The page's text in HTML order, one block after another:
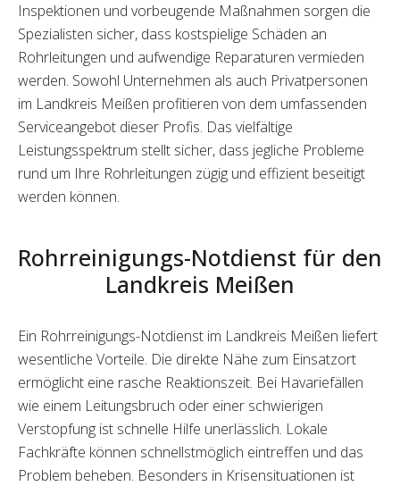
Inspektionen und vorbeugende Maßnahmen sorgen die
Spezialisten sicher, dass kostspielige Schäden an
Rohrleitungen und aufwendige Reparaturen vermieden
werden. Sowohl Unternehmen als auch Privatpersonen
im Landkreis Meißen profitieren von dem umfassenden
Serviceangebot dieser Profis. Das vielfältige
Leistungsspektrum stellt sicher, dass jegliche Probleme
rund um Ihre Rohrleitungen zügig und effizient beseitigt
werden können.
Rohrreinigungs-Notdienst für den
Landkreis Meißen
Ein Rohrreinigungs-Notdienst im Landkreis Meißen liefert
wesentliche Vorteile. Die direkte Nähe zum Einsatzort
ermöglicht eine rasche Reaktionszeit. Bei Havariefällen
wie einem Leitungsbruch oder einer schwierigen
Verstopfung ist schnelle Hilfe unerlässlich. Lokale
Fachkräfte können schnellstmöglich eintreffen und das
Problem beheben. Besonders in Krisensituationen ist